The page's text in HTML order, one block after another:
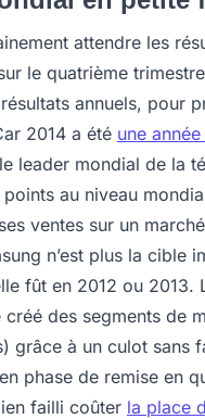
attendre les
le quatrième
annuels, pour
2014 a été une
leader mondial de la
au niveau
ventes sur un
n’est plus la cible
fût en 2012 ou 2013.
créé des segments de
grâce à un culot sans
phase de remise en
failli coûter la place